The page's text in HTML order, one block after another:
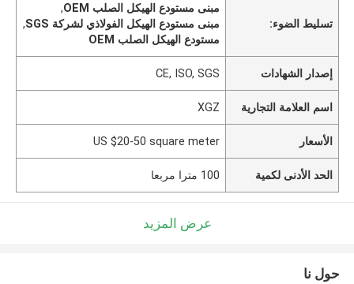
تسليط الضوء:
مبنى مستودع الهيكل الصلب OEM
,
مبنى مستودع الهيكل الفولاذي لشركة SGS
,
مستودع الهيكل الصلب OEM
إصدار الشهادات CE, ISO, SGS
اسم العلامة التجارية XGZ
الأسعار US $20-50 square meter
الحد الأدنى لكمية 100 مترا مربعا
عرض المزيد
حول نا